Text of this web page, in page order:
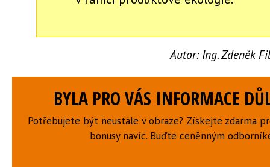
Autor: Ing. Zdeněk
BYLA PRO VÁS INFORMACE
Potřebujete být neustále v obraze? Získejte zdarma
bonusy navíc. Buďte ceněnným